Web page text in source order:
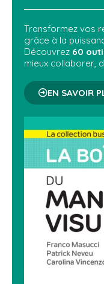
Transformez vos
grâce à la
Découvrez 60
mieux collaborer,
EN SAVOIR